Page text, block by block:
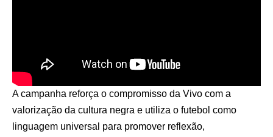
A campanha reforça o compromisso da Vivo com a
valorização da cultura negra e utiliza o futebol como
linguagem universal para promover reflexão,